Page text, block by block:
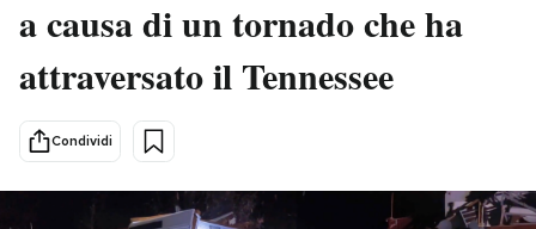
Politica
Tecnologia
Scienza
Consumismi
Storie/Idee
a causa di un tornado che ha
attraversato il Tennessee
Condividi